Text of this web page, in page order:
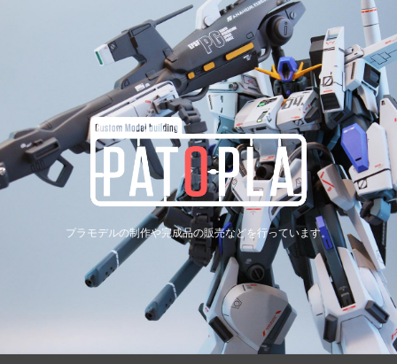
プラモデルの制作や完成品の販売などを行っています。